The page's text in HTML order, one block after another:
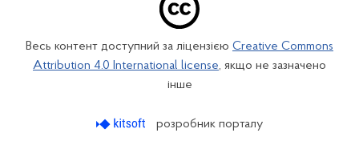
Весь контент доступний за ліцензією Creative Commons
Attribution 4.0 International license, якщо не зазначено
інше
розробник порталу